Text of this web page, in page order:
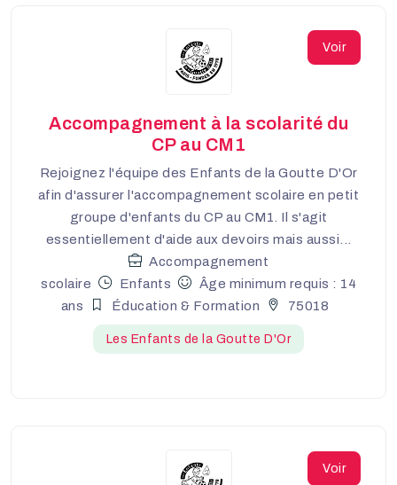
Voir
Accompagnement à la scolarité du
CP au CM1
Rejoignez l'équipe des Enfants de la Goutte D'Or
afin d'assurer l'accompagnement scolaire en petit
groupe d'enfants du CP au CM1. Il s'agit
essentiellement d'aide aux devoirs mais aussi...
Accompagnement
scolaire
Enfants
Âge minimum requis : 14
ans
Éducation & Formation 75018
Les Enfants de la Goutte D'Or
Voir